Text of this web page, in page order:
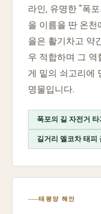
라인, 유명한 "폭
을 이름을 딴 온천
을은 활기차고 약
우 적합하며 그 역
게 밑의 쇠고리에
명물입니다.
폭포의 길 자전거 타
길거리 멜코차 태피
태평양 해안